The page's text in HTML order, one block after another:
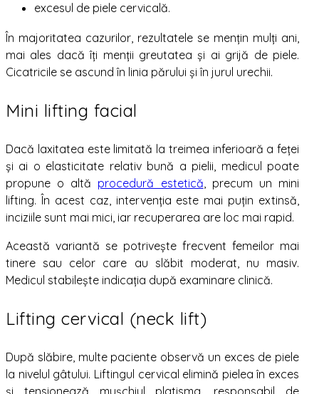
excesul de piele cervicală.
În majoritatea cazurilor, rezultatele se mențin mulți ani,
mai ales dacă îți menții greutatea și ai grijă de piele.
Cicatricile se ascund în linia părului și în jurul urechii.
Mini lifting facial
Dacă laxitatea este limitată la treimea inferioară a feței
și ai o elasticitate relativ bună a pielii, medicul poate
propune o altă procedură estetică, precum un mini
lifting. În acest caz, intervenția este mai puțin extinsă,
inciziile sunt mai mici, iar recuperarea are loc mai rapid.
Această variantă se potrivește frecvent femeilor mai
tinere sau celor care au slăbit moderat, nu masiv.
Medicul stabilește indicația după examinare clinică.
Lifting cervical (neck lift)
După slăbire, multe paciente observă un exces de piele
la nivelul gâtului. Liftingul cervical elimină pielea în exces